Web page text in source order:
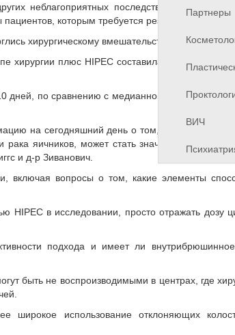
Партнеры
ВИЧ
неблагоприятных последствий имели
которым требуется резекция кишечника.
хирургическому вмешательству большого
хирургии плюс HIPEC составила 338 мин, по
по сравнению с медианной 8 дней в одной
на сегодняшний день о том, что однократное
рака яичников, может стать значимым
и д-р Зиванович.
включая вопросы о том, какие элементы
в исследовании, просто отражать дозу
подхода и имеет ли
быть не воспроизводимыми в центрах, где
широкое использование отклоняющих